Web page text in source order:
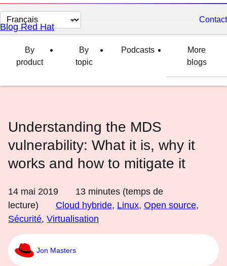
Changer
la
langue
Contact
Blog Red Hat
By
product
By
topic
Podcasts
More
blogs
Understanding the MDS
vulnerability: What it is, why it
works and how to mitigate it
14 mai 2019 13 minutes (temps de
lecture)
Cloud hybride, Linux, Open source,
Sécurité, Virtualisation
Jon Masters